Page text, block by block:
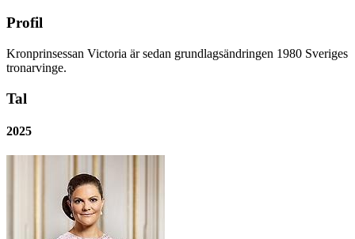
Profil
Kronprinsessan Victoria är sedan grundlagsändringen 1980 Sveriges
tronarvinge.
Tal
2025